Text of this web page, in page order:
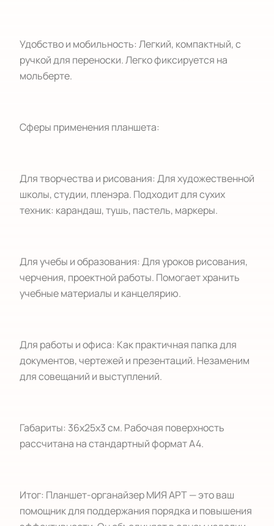
Удобство и мобильность: Легкий, компактный, с
ручкой для переноски. Легко фиксируется на
мольберте.
Сферы применения планшета:
Для творчества и рисования: Для художественной
школы, студии, пленэра. Подходит для сухих
техник: карандаш, тушь, пастель, маркеры.
Для учебы и образования: Для уроков рисования,
черчения, проектной работы. Помогает хранить
учебные материалы и канцелярию.
Для работы и офиса: Как практичная папка для
документов, чертежей и презентаций. Незаменим
для совещаний и выступлений.
Габариты: 36х25х3 см. Рабочая поверхность
рассчитана на стандартный формат А4.
Итог: Планшет-органайзер МИЯ АРТ — это ваш
помощник для поддержания порядка и повышения